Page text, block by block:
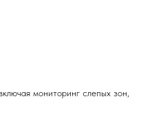
мониторинг слепых зон,